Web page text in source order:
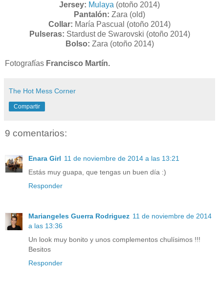
Jersey: Mulaya (otoño 2014)
Pantalón: Zara (old)
Collar: María Pascual (otoño 2014)
Pulseras: Stardust de Swarovski (otoño 2014)
Bolso: Zara (otoño 2014)
Fotografías Francisco Martín.
The Hot Mess Corner
Compartir
9 comentarios:
Enara Girl 11 de noviembre de 2014 a las 13:21
Estás muy guapa, que tengas un buen día :)
Responder
Mariangeles Guerra Rodriguez 11 de noviembre de 2014
a las 13:36
Un look muy bonito y unos complementos chulísimos !!!
Besitos
Responder